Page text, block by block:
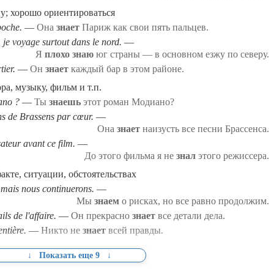
хорошо ориентироваться
Она знает Париж как свои пять пальцев.
voyage surtout dans le nord.
Я плохо знаю юг страны — в основном езжу по северу.
Он знает каждый бар в этом районе.
музыку, фильм и т.п.
? Ты знаешь этот роман Модиано?
de Brassens par cœur.
Она знает наизусть все песни Брассенса.
avant ce film.
До этого фильма я не знал этого режиссера.
ситуации, обстоятельствах
nous continuerons.
Мы знаем о рисках, но все равно продолжим.
de l'affaire. Он прекрасно знает все детали дела.
Никто не знает всей правды.
компетентным
Онзнаетнесколько славянских языков.
состояние
Во время войны ему довелось
этап
économique.
опыте
Он еще в молодостипрошелчерез тюрьму.
голос и т.п.
l'avais jamaisconnuavec une barbe.
travail. Хорошего мастераузнают
литер.)
Еву.
входить в компетенцию (connaître de qqch)
depuis janvier. Судрассматривает
Показать еще 9